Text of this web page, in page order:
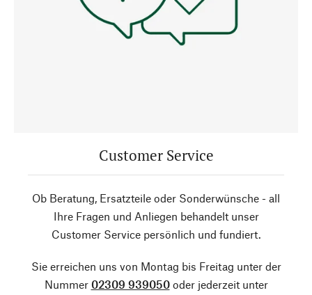
Customer Service
Ob Beratung, Ersatzteile oder Sonderwünsche - all
Ihre Fragen und Anliegen behandelt unser
Customer Service persönlich und fundiert.
Sie erreichen uns von Montag bis Freitag unter der
Nummer 02309 939050oder jederzeit unter